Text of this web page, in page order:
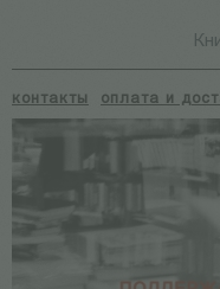
контакты оплата и